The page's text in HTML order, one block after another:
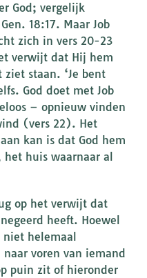
God; vergelijk
18:17. Maar Job
zich in vers 20-23
verwijt dat Hij hem
staan. ‘Je bent
God doet met Job
– opnieuw vinden
(vers 22). Het
kan is dat God hem
huis waarnaar al
op het verwijt dat
heeft. Hoewel
niet helemaal
voren van iemand
puin zit of hieronder